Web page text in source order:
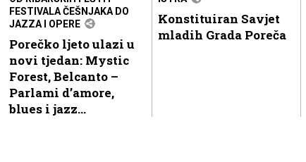
FESTIVALA ČEŠNJAKA DO
JAZZA I OPERE
Porečko ljeto ulazi u
novi tjedan: Mystic
Forest, Belcanto –
Parlami d’amore,
blues i jazz...
Konstituiran Savjet
mladih Grada Poreča